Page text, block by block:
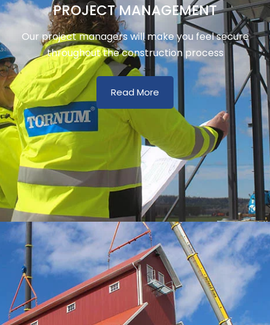
PROJECT MANAGEMENT
Our project managers will make you feel secure
throughout the construction process
Read More